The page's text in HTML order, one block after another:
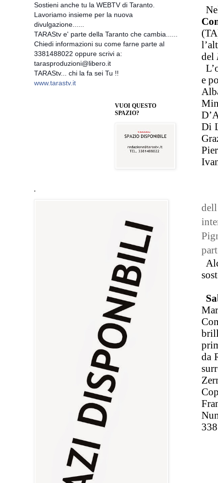
del
e
Di
da
Sostieni anche tu la WEBTV di Taranto.
Lavoriamo insieme per la nuova
divulgazione......
TARAStv e' parte della Taranto che cambia......
Chiedi informazioni su come farne parte al
3381488022 oppure scrivi a:
tarasproduzioni@libero.it
TARAStv... chi la fa sei Tu !!
www.tarastv.it
VUOI QUESTO
SPAZIO?
.